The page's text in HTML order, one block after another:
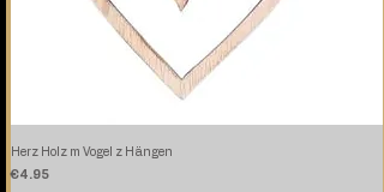
Herz Holz m Vogel z Hängen
Price
€4.95